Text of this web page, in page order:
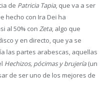
de Patricia Tapia, que va a ser
hecho con Ira Dei ha
al 50% con Zeta, algo que
y en directo, que ya se
las partes arabescas, aquellas
Hechizos, pócimas y brujería(un
de ser uno de los mejores de